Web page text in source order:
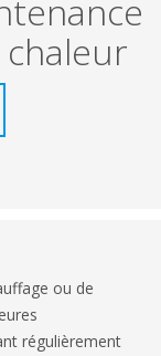
ou de
régulièrement